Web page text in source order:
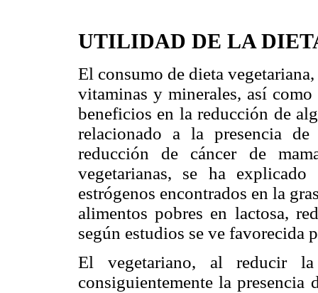
UTILIDAD DE LA
El consumo de dieta
vitaminas y minerales, así
beneficios en la reducción de
relacionado a la presencia
reducción de cáncer de
vegetarianas, se ha
estrógenos encontrados en la
alimentos pobres en lactosa,
según estudios se ve favorecida
El vegetariano, al reducir
consiguientemente la presencia